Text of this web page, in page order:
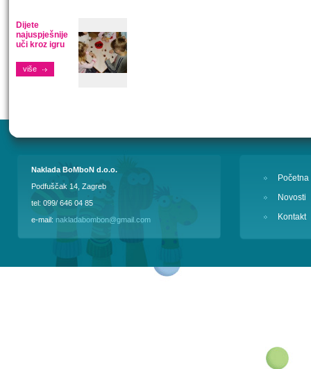
Dijete
najuspješnije
uči kroz igru
više
Naklada BoMboN d.o.o.
Podfuščak 14, Zagreb
tel: 099/ 646 04 85
e-mail: nakladabombon@gmail.com
Početna
Novosti
Kontakt